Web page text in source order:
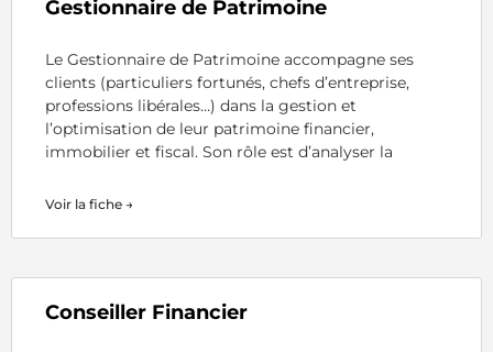
Gestionnaire de Patrimoine
Le Gestionnaire de Patrimoine accompagne ses
clients (particuliers fortunés, chefs d’entreprise,
professions libérales…) dans la gestion et
l’optimisation de leur patrimoine financier,
immobilier et fiscal. Son rôle est d’analyser la
Voir la fiche →
Conseiller Financier